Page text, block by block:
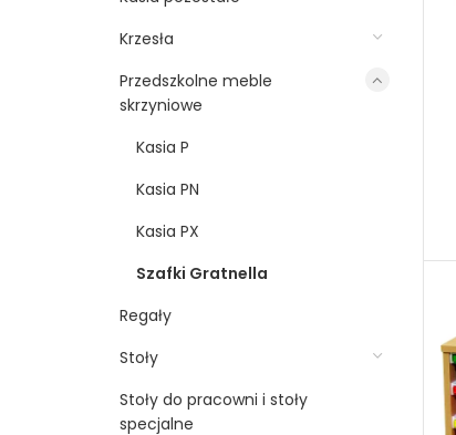
Krzesła
Przedszkolne meble
skrzyniowe
Kasia P
Kasia PN
Kasia PX
Szafki Gratnella
Regały
Stoły
Stoły do pracowni i stoły
specjalne